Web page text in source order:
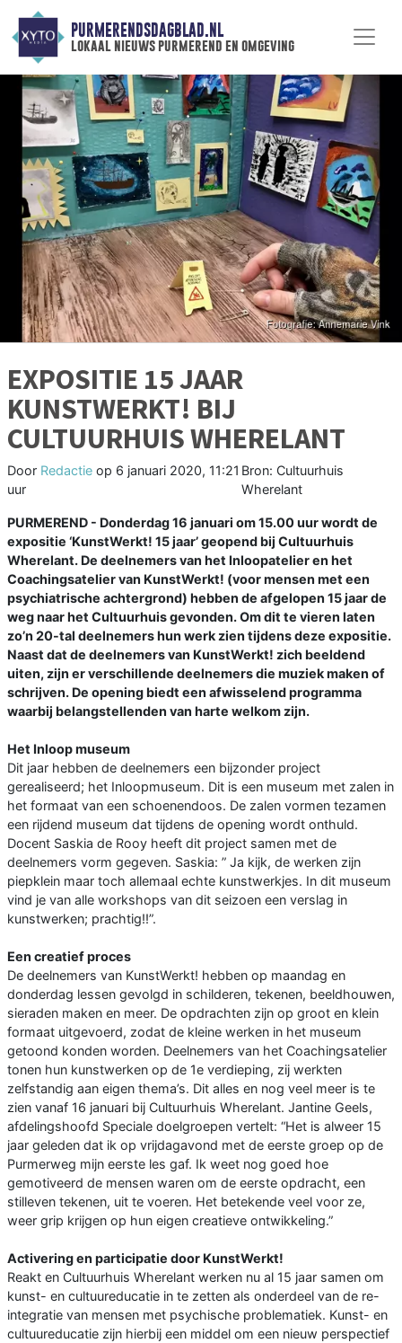
PURMERENDSDAGBLAD.NL
lokaal nieuws purmerend en omgeving
EXPOSITIE 15 JAAR
KUNSTWERKT! BIJ
CULTUURHUIS WHERELANT
Door Redactie op 6 januari 2020, 11:21
uur
Bron: Cultuurhuis
Wherelant
PURMEREND - Donderdag 16 januari om 15.00 uur wordt de
expositie ‘KunstWerkt! 15 jaar’ geopend bij Cultuurhuis
Wherelant. De deelnemers van het Inloopatelier en het
Coachingsatelier van KunstWerkt! (voor mensen met een
psychiatrische achtergrond) hebben de afgelopen 15 jaar de
weg naar het Cultuurhuis gevonden. Om dit te vieren laten
zo’n 20-tal deelnemers hun werk zien tijdens deze expositie.
Naast dat de deelnemers van KunstWerkt! zich beeldend
uiten, zijn er verschillende deelnemers die muziek maken of
schrijven. De opening biedt een afwisselend programma
waarbij belangstellenden van harte welkom zijn.
Het Inloop museum
Dit jaar hebben de deelnemers een bijzonder project
gerealiseerd; het Inloopmuseum. Dit is een museum met zalen in
het formaat van een schoenendoos. De zalen vormen tezamen
een rijdend museum dat tijdens de opening wordt onthuld.
Docent Saskia de Rooy heeft dit project samen met de
deelnemers vorm gegeven. Saskia: ” Ja kijk, de werken zijn
piepklein maar toch allemaal echte kunstwerkjes. In dit museum
vind je van alle workshops van dit seizoen een verslag in
kunstwerken; prachtig!!”.
Een creatief proces
De deelnemers van KunstWerkt! hebben op maandag en
donderdag lessen gevolgd in schilderen, tekenen, beeldhouwen,
sieraden maken en meer. De opdrachten zijn op groot en klein
formaat uitgevoerd, zodat de kleine werken in het museum
getoond konden worden. Deelnemers van het Coachingsatelier
tonen hun kunstwerken op de 1e verdieping, zij werkten
zelfstandig aan eigen thema’s. Dit alles en nog veel meer is te
zien vanaf 16 januari bij Cultuurhuis Wherelant. Jantine Geels,
afdelingshoofd Speciale doelgroepen vertelt: “Het is alweer 15
jaar geleden dat ik op vrijdagavond met de eerste groep op de
Purmerweg mijn eerste les gaf. Ik weet nog goed hoe
gemotiveerd de mensen waren om de eerste opdracht, een
stilleven tekenen, uit te voeren. Het betekende veel voor ze,
weer grip krijgen op hun eigen creatieve ontwikkeling.”
Activering en participatie door KunstWerkt!
Reakt en Cultuurhuis Wherelant werken nu al 15 jaar samen om
kunst- en cultuureducatie in te zetten als onderdeel van de re-
integratie van mensen met psychische problematiek. Kunst- en
cultuureducatie zijn hierbij een middel om een nieuw perspectief